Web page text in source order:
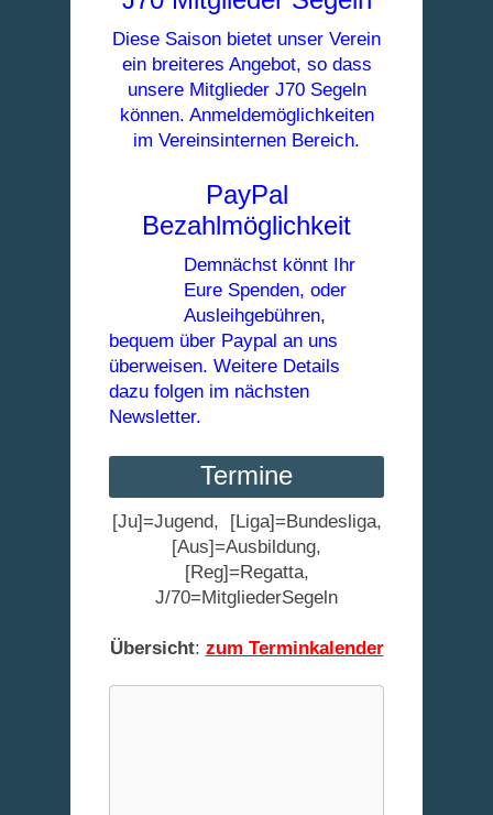
Diese Saison bietet unser Verein
ein breiteres Angebot, so dass
unsere Mitglieder J70 Segeln
können. Anmeldemöglichkeiten
im Vereinsinternen Bereich.
PayPal
Bezahlmöglichkeit
Demnächst könnt Ihr
Eure Spenden, oder
Ausleihgebühren,
bequem über Paypal an uns
überweisen. Weitere Details
dazu folgen im nächsten
Newsletter.
Termine
[Ju]=Jugend, [Liga]=Bundesliga,
[Aus]=Ausbildung,
[Reg]=Regatta,
J/70=MitgliederSegeln
Übersicht: zum Terminkalender